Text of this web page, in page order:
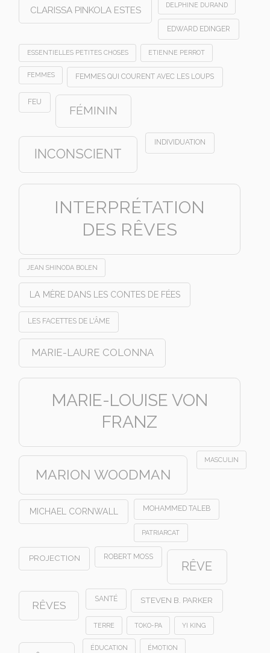
CLARISSA PINKOLA ESTES DELPHINE DURAND
EDWARD EDINGER
ESSENTIELLES PETITES CHOSES ETIENNE PERROT
FEMMES FEMMES QUI COURENT AVEC LES LOUPS
FEU
FÉMININ
INCONSCIENT
INDIVIDUATION
INTERPRÉTATION
DES RÊVES
JEAN SHINODA BOLEN
LA MÈRE DANS LES CONTES DE FÉES
LES FACETTES DE L'ÂME
MARIE-LAURE COLONNA
MARIE-LOUISE VON
FRANZ
MARION WOODMAN
MASCULIN
MICHAEL CORNWALL MOHAMMED TALEB
PATRIARCAT
PROJECTION ROBERT MOSS
RÊVE
RÊVES
SANTÉ STEVEN B. PARKER
TERRE TOKO-PA YI KING
ÉDUCATION ÉMOTION